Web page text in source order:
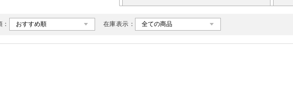
在庫表示：